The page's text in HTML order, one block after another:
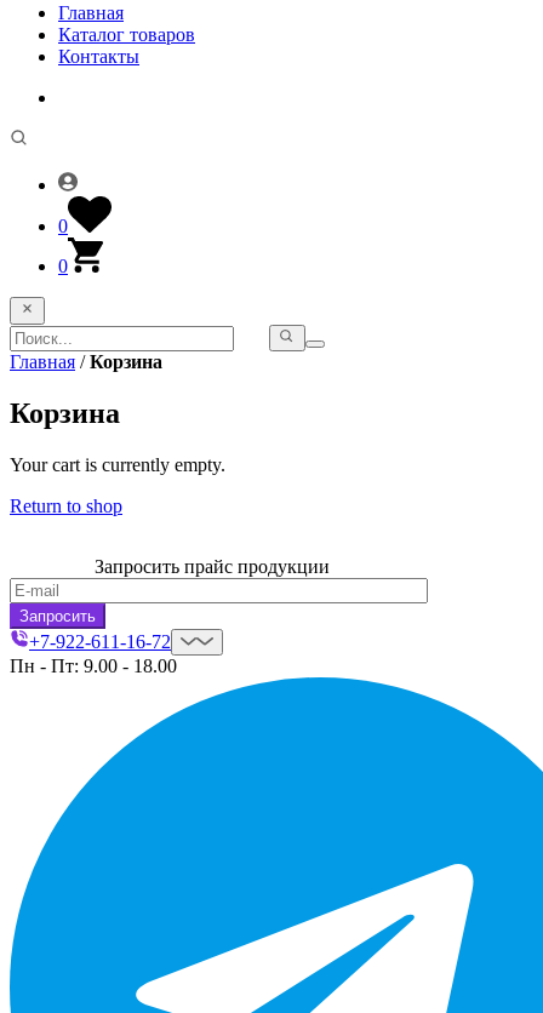
Главная
Каталог товаров
Контакты
0
0
Главная /Корзина
Корзина
Your cart is currently empty.
Return to shop
Запросить прайс продукции
+7-922-611-16-72
Пн - Пт: 9.00 - 18.00